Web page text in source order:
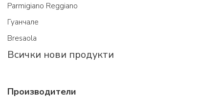
Parmigiano Reggiano
Гуанчале
Bresaola
Всички нови продукти
Производители